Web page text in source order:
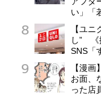
い」「
【ユ
し” 《
SNS「
【漫
お面、
った店